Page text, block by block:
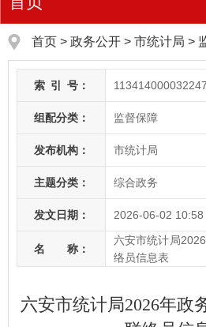
首页 > 政务公开 > 市统计局 >
索 引 号：
组配分类： 监督保障
发布机构： 市统计局
主题分类： 综合政务
发文日期： 2026-06-02 10:58
名 称：
六安市统计局
络员信息表
六安市统计局2026年政